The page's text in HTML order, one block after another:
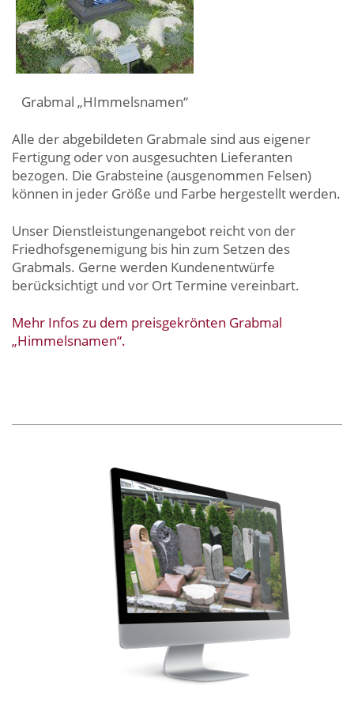
Grabmal „HImmelsnamen“
Alle der abgebildeten Grabmale sind aus eigener
Fertigung oder von ausgesuchten Lieferanten
bezogen. Die Grabsteine (ausgenommen Felsen)
können in jeder Größe und Farbe hergestellt werden.
Unser Dienstleistungenangebot reicht von der
Friedhofsgenemigung bis hin zum Setzen des
Grabmals. Gerne werden Kundenentwürfe
berücksichtigt und vor Ort Termine vereinbart.
Mehr Infos zu dem preisgekrönten Grabmal
„Himmelsnamen“.